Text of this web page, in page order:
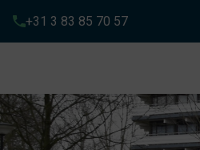
+31 3 83 85 70 57